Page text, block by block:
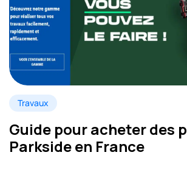
Travaux
Guide pour acheter des
Parkside en France